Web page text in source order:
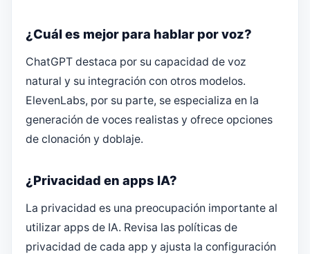
¿Cuál es mejor para hablar por voz?
ChatGPT destaca por su capacidad de voz
natural y su integración con otros modelos.
ElevenLabs, por su parte, se especializa en la
generación de voces realistas y ofrece opciones
de clonación y doblaje.
¿Privacidad en apps IA?
La privacidad es una preocupación importante al
utilizar apps de IA. Revisa las políticas de
privacidad de cada app y ajusta la configuración